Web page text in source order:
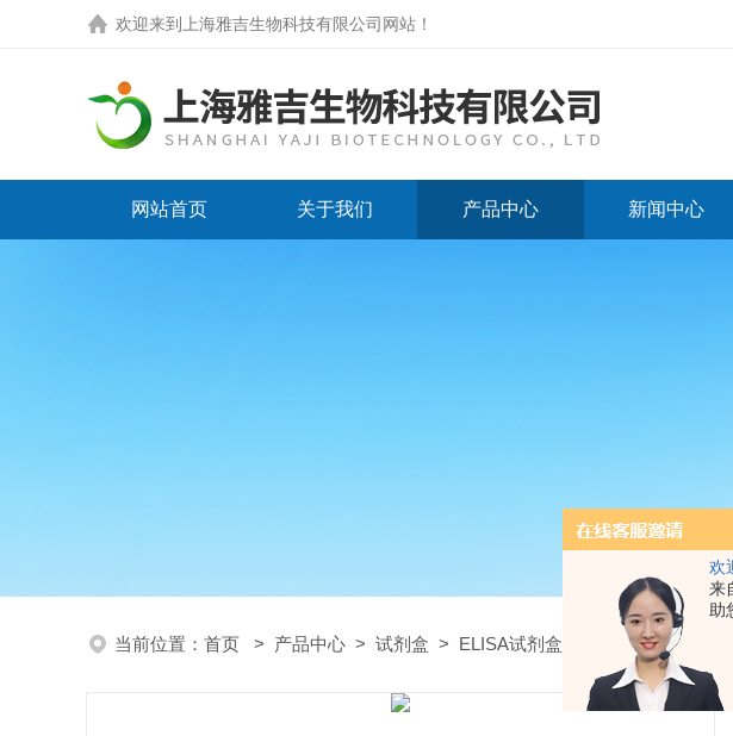
欢
来
助
欢迎来到 上海雅吉生物科技有限公司网站 ！
网站首页 关于我们 产品中心 新闻中心
当前位置： 首页 > 产品中心 > 试剂盒 > ELISA试剂盒 > YS07541B人沉默